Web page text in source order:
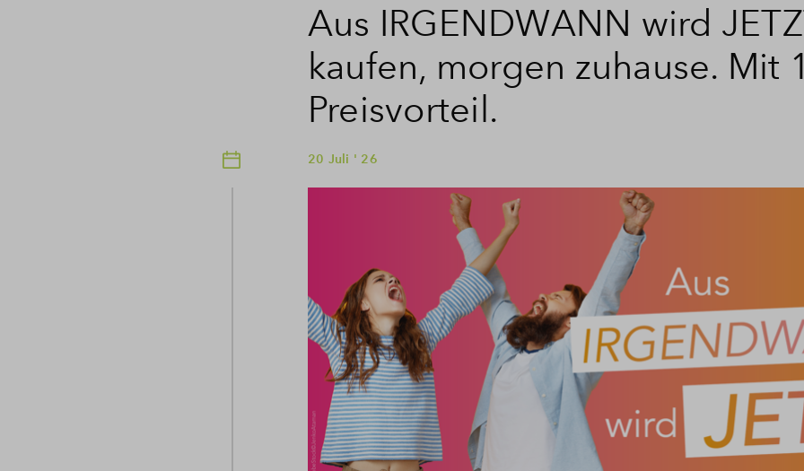
Aus IRGENDWANN wird
kaufen, morgen zuhause. Mit
Preisvorteil.
20 Juli ' 26